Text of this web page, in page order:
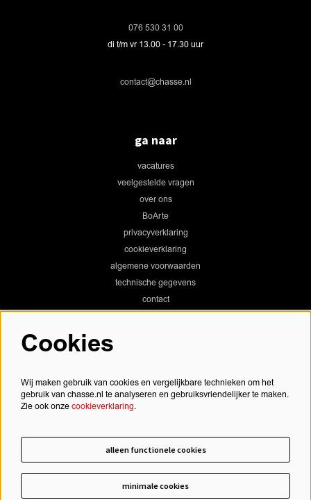
076 530 31 00
di t/m vr 13.00 - 17.30 uur
contact@chasse.nl
ga naar
vacatures
veelgestelde vragen
over ons
BoArte
privacyverklaring
cookieverklaring
algemene voorwaarden
technische gegevens
contact
Cookies
Wij maken gebruik van cookies en vergelijkbare technieken om het
gebruik van chasse.nl te analyseren en gebruiksvriendelijker te maken.
Zie ook onze cookieverklaring.
alleen functionele cookies
minimale cookies